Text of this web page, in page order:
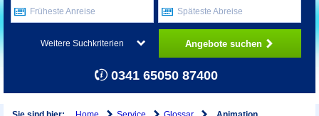
Früheste Anreise Späteste Abreise
Weitere Suchkriterien Angebote suchen
0341 65050 87400